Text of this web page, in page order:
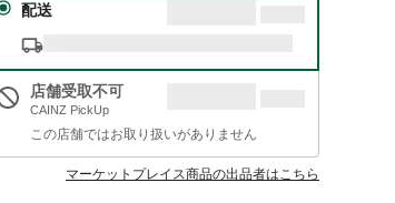
配送
店舗受取不可
CAINZ PickUp
この店舗ではお取り扱いがありません
マーケットプレイス商品の出品者はこちら